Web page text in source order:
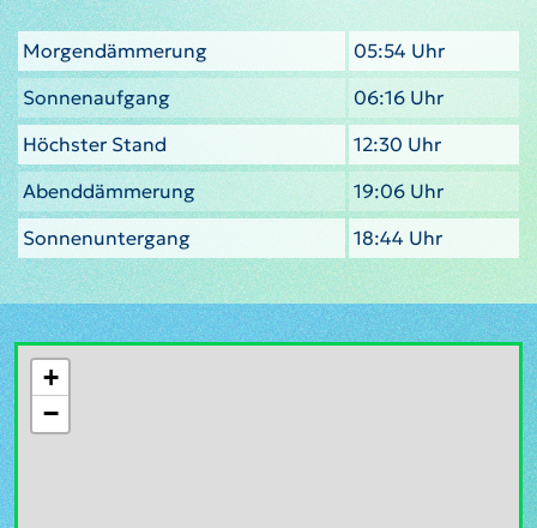
Morgendämmerung
05:54 Uhr
Sonnenaufgang
06:16 Uhr
Höchster Stand
12:30 Uhr
Abenddämmerung
19:06 Uhr
Sonnenuntergang
18:44 Uhr
+
−